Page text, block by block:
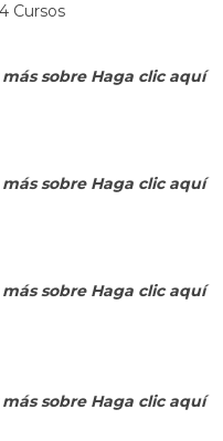
Cursos
sobre Haga clic aquí
sobre Haga clic aquí
sobre Haga clic aquí
sobre Haga clic aquí